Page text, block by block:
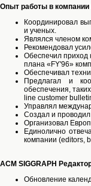
Опыт работы в компании
Координировал
и ученых.
Являлся членом
Рекомендовал
Обеспечил приход
плана «FY'96»
Обеспечивал
Предлагал и
обеспечения,
line customer
Управлял
Создал и
Организовал
Единолично
компании (editors,
ACM SIGGRAPH
Обновление